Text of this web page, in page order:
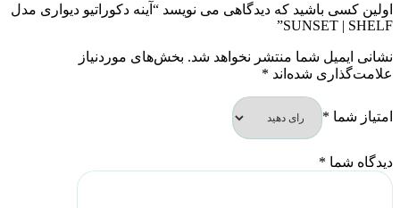
اولین کسی باشید که دیدگاهی می نویسد “آینه دکوراتیو دیواری مدل
SUNSET | SHELF”
نشانی ایمیل شما منتشر نخواهد شد. بخش‌های موردنیاز
علامت‌گذاری شده‌اند *
امتیاز شما *
دیدگاه شما *